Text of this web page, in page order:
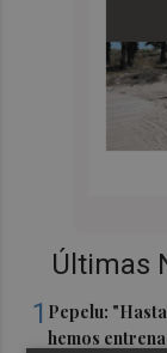
Últimas
1 Pepelu:
hemos